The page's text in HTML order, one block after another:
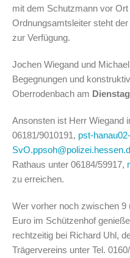
mit dem Schutzmann vor
Ordnungsamtsleiter steht
zur Verfügung.
Jochen Wiegand und
Begegnungen und
Oberrodenbach am
Ansonsten ist Herr Wiegand
06181/9010191, pst-hanau02-
Rathaus unter 06184/59917,
zu erreichen.
Wer vorher noch zwischen 9
Euro im Schützenhof
rechtzeitig bei Richard Uhl,
Trägervereins unter Tel.